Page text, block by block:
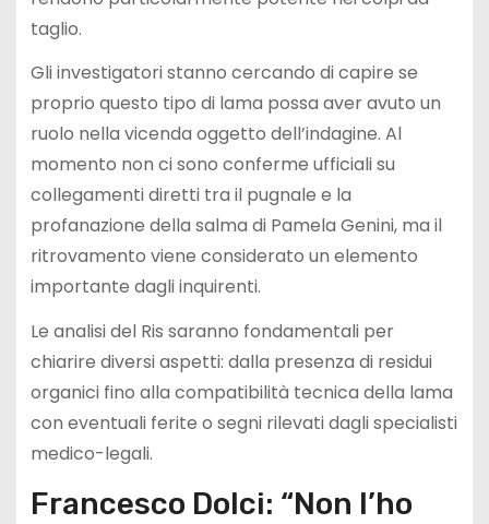
taglio.
Gli investigatori stanno cercando di capire se
proprio questo tipo di lama possa aver avuto un
ruolo nella vicenda oggetto dell’indagine. Al
momento non ci sono conferme ufficiali su
collegamenti diretti tra il pugnale e la
profanazione della salma di Pamela Genini, ma il
ritrovamento viene considerato un elemento
importante dagli inquirenti.
Le analisi del Ris saranno fondamentali per
chiarire diversi aspetti: dalla presenza di residui
organici fino alla compatibilità tecnica della lama
con eventuali ferite o segni rilevati dagli specialisti
medico-legali.
Francesco Dolci: “Non l’ho